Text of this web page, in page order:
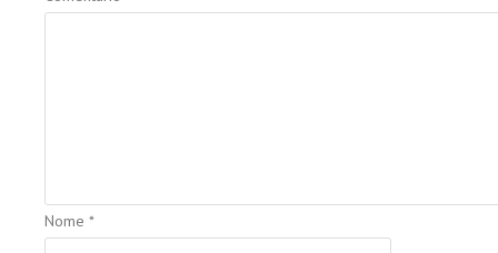
Nome *